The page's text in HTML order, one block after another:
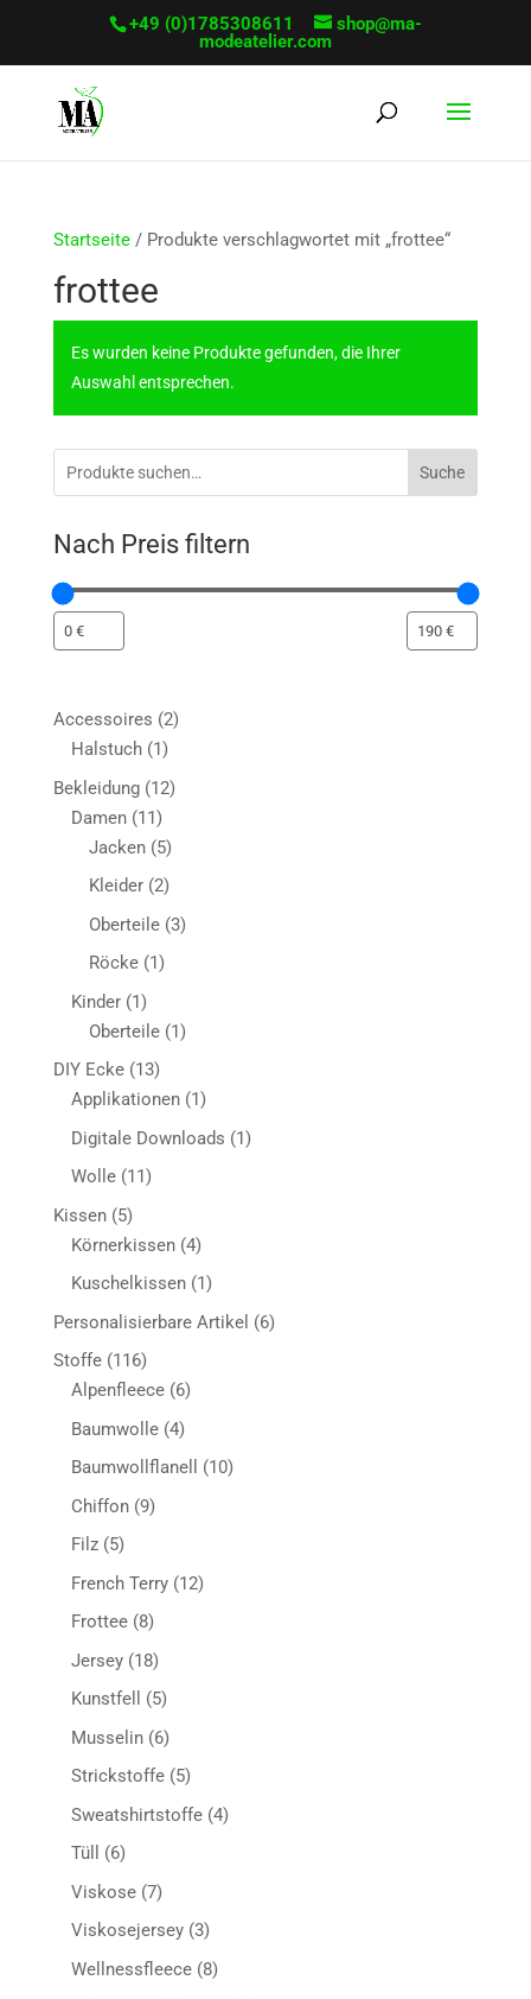
+49 (0)1785308611
shop@ma-
modeatelier.com
Startseite/ Produkte verschlagwortet mit „frottee“
frottee
Es wurden keine Produkte gefunden, die Ihrer
Auswahl entsprechen.
Suche
Nach Preis filtern
Accessoires 22
Halstuch 11
Produkt
Bekleidung 1212
Damen 1111
Produkte
Jacken 55
Produkte
Kleider 22
Produkte
Oberteile 33
Röcke 11
Kinder 11
Produkt
Oberteile 11
DIY Ecke 1313
Produkte
Applikationen 11
Produkt
Digitale Downloads 11
Wolle 1111
Kissen 55
Produkte
Körnerkissen 44
Produkte
Kuschelkissen 11
Produkt
Personalisierbare Artikel 66
Stoffe 116116
Produkte
Alpenfleece 66
Baumwolle 44
Produkte
Baumwollflanell 1010
Chiffon 99
Filz 55
Produkte
French Terry 1212
Frottee 88
Produkte
Jersey 1818
Produkte
Kunstfell 55
Produkte
Musselin 66
Produkte
Strickstoffe 55
Produkte
Sweatshirtstoffe 44
Tüll 66
Produkte
Viskose 77
Produkte
Viskosejersey 33
Produkte
Wellnessfleece 88